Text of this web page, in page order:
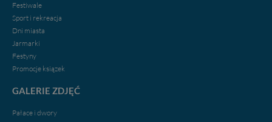
Festiwale
Sport i rekreacja
Dni miasta
Jarmarki
Festyny
Promocje ksiązek
GALERIE ZDJĘĆ
Pałace i dwory
zrobić za Ciebie.
Dziękujemy.
Pojezierze Gnieźnieńskie - odkrywaj i wypoczywaj...
wakacje...